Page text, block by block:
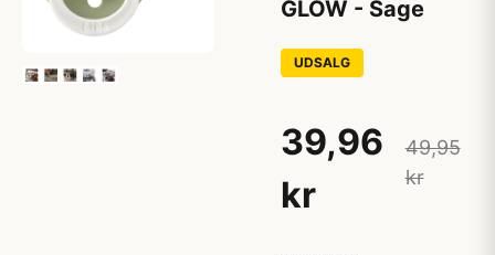
GLOW - Sage
UDSALG
39,96
kr
49,95
kr